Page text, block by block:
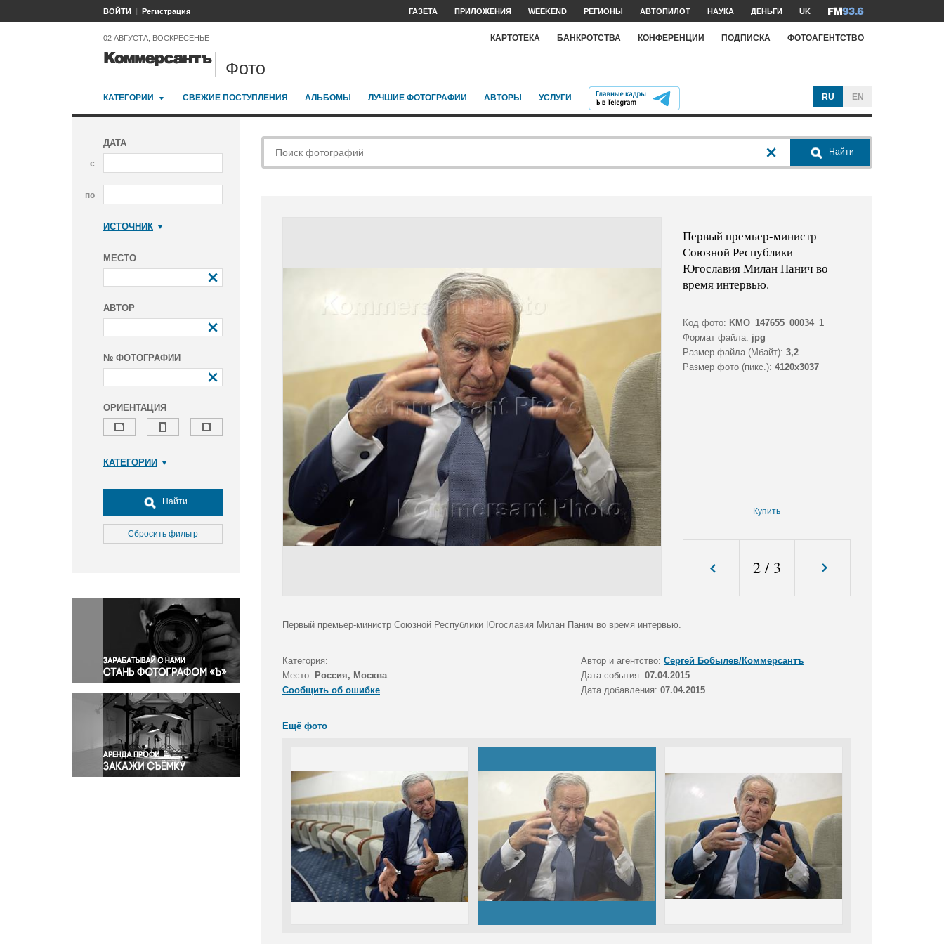
ВОЙТИ Регистрация ГАЗЕТА ПРИЛОЖЕНИЯ WEEKEND РЕГИОНЫ АВТОПИЛОТ НАУКА ДЕНЬГИ UK
02 АВГУСТА, ВОСКРЕСЕНЬЕ КАРТОТЕКА БАНКРОТСТВА КОНФЕРЕНЦИИ ПОДПИСКА ФОТОАГЕНТСТВО
Фото
КАТЕГОРИИ СВЕЖИЕ ПОСТУПЛЕНИЯ АЛЬБОМЫ ЛУЧШИЕ ФОТОГРАФИИ АВТОРЫ УСЛУГИ RU EN
ДАТА
с
по
ИСТОЧНИК
МЕСТО
АВТОР
№ ФОТОГРАФИИ
ОРИЕНТАЦИЯ
КАТЕГОРИИ
Досуг, туризм и отдых
Культура
Медицина
Окружающая среда
Политика
Правосудие
Происшествия и конфликты
Религия
Светская жизнь
Спорт
Экология
Экономика и бизнес
Найти
Сбросить фильтр
Найти
Первый премьер-министр
Союзной Республики
Югославия Милан Панич во
время интервью.
Код фото: KMO_147655_00034_1
Формат файла: jpg
Размер файла (Мбайт): 3,2
Размер фото (пикс.): 4120x3037
Купить
2/ 3
Первый премьер-министр Союзной Республики Югославия Милан Панич во время интервью.
Категория: Автор и агентство: Сергей Бобылев/Коммерсантъ
Место: Россия, Москва Дата события: 07.04.2015
Сообщить об ошибке
Дата добавления: 07.04.2015
Ещё фото